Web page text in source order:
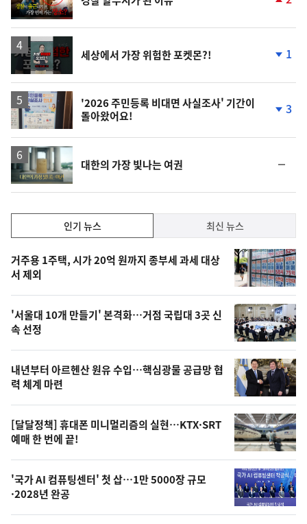
상
상
영
상
세상에서 가장 위험한 포켓몬?!
하
1
'2026 주민등록 비대면 사실조사' 기간이
돌아왔어요!
하
3
영
상
대한의 가장 빛나는 여권
일
기,
최
신,
오
늘
의
영
상
오
늘
의
사
진
인기 뉴스 최신 뉴스
인
기
뉴
스
거주용 1주택, 시가 20억 원까지 종부세 과세 대상
서 제외
'서울대 10개 만들기' 본격화…거점 국립대 3곳 신
속 선정
내년부터 아르헨산 원유 수입…핵심광물 공급망 협
력 체계 마련
[달달정책] 휴대폰 미니멀리즘의 실현…KTX·SRT
예매 한 번에 끝!
'국가 AI 컴퓨팅센터' 첫 삽…1만 5000장 규모
·2028년 완공